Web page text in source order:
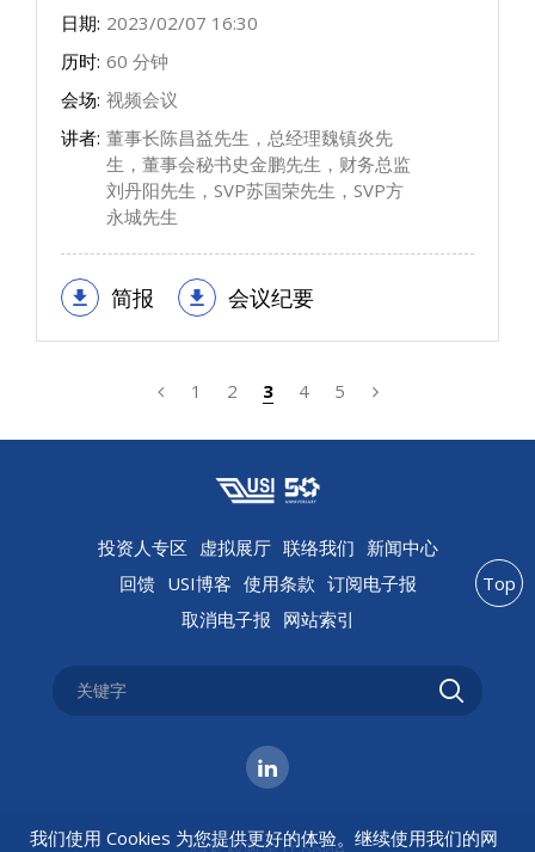
日期: 2023/02/07 16:30
历时: 60 分钟
会场: 视频会议
讲者: 董事长陈昌益先生，总经理魏镇炎先
生，董事会秘书史金鹏先生，财务总监
刘丹阳先生，SVP苏国荣先生，SVP方
永城先生
简报 会议纪要
1 2 3 4 5
投资人专区 虚拟展厅 联络我们 新闻中心
回馈 USI博客 使用条款 订阅电子报
取消电子报 网站索引
Top
我们使用 Cookies 为您提供更好的体验。继续使用我们的网